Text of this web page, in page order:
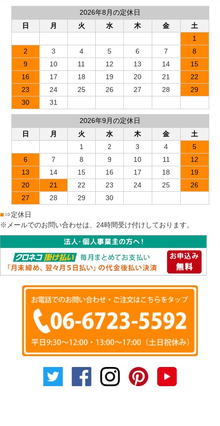
2026年8月の定休日
日
月 火 水 木 金
土
1
2
3 4 5 6 7
8
9
10 11 12 13 14
15
16
17 18 19 20 21
22
23
24 25 26 27 28
29
30
31
2026年9月の定休日
日
月 火 水 木 金
土
1
2 3 4
5
6
7 8 9 10 11
12
13
14 15 16 17 18
19
20
21 22 23 24 25
26
27
28 29 30
■⇒定休日
※メールでのお問い合わせは、24時間受け付けしております。